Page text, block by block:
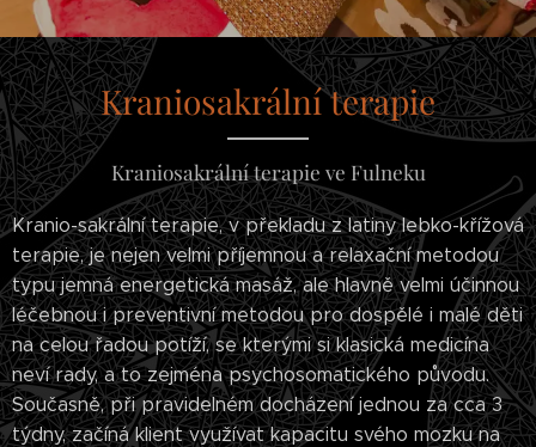
Kraniosakrální terapie
Kraniosakrální terapie ve Fulneku
Kranio-sakrální terapie, v překladu z latiny lebko-křížová
terapie, je nejen velmi příjemnou a relaxační metodou
typu jemná energetická masáž, ale hlavně velmi účinnou
léčebnou i preventivní metodou pro dospělé i malé děti
na celou řadou potíží, se kterými si klasická medicína
neví rady, a to zejména psychosomatického původu.
Současně, při pravidelném docházení jednou za cca 3
týdny, začíná klient využívat kapacitu svého mozku na